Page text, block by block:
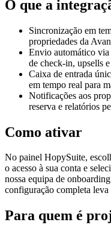
O que a
Sincronização em
propriedades da
Envio automático
de check-in, upsells
Caixa de entrada
em tempo real para
Notificações aos
reserva e relatórios
Como ativar
No painel HopySuite,
o acesso à sua conta e
nossa equipa de
configuração completa
Para quem é